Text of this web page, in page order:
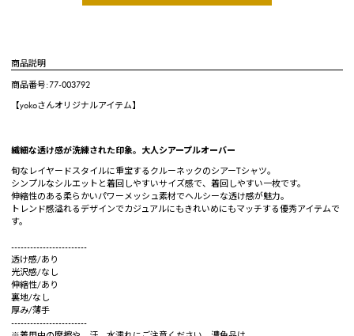
商品説明
商品番号:77-003792
【yokoさんオリジナルアイテム】
繊細な透け感が洗練された印象。大人シアープルオーバー
旬なレイヤードスタイルに重宝するクルーネックのシアーTシャツ。
シンプルなシルエットと着回しやすいサイズ感で、着回しやすい一枚です。
伸縮性のある柔らかいパワーメッシュ素材でヘルシーな透け感が魅力。
トレンド感溢れるデザインでカジュアルにもきれいめにもマッチする優秀アイテムで
す。
------------------------
透け感/あり
光沢感/なし
伸縮性/あり
裏地/なし
厚み/薄手
------------------------